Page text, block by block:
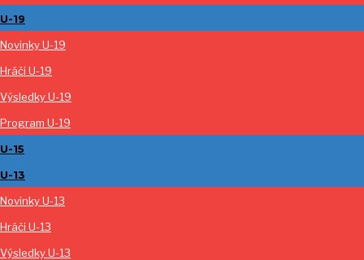
U-19
Novinky U-19
Hráči U-19
Výsledky U-19
Program U-19
U-15
U-13
Novinky U-13
Hráči U-13
Výsledky U-13